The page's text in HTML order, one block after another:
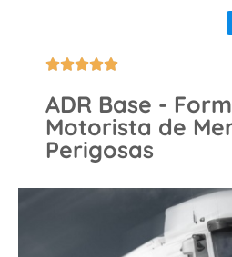

ADR Base -
Motorista de
Perigosas